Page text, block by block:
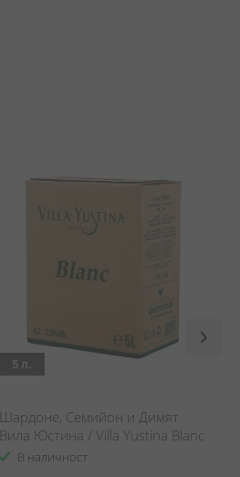
5 л.
Шардоне, Семийон и Димят
Вила Юстина / Villa Yustina Blanc
В наличност